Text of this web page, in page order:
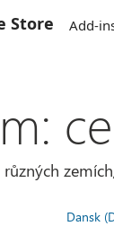
Store Add-
Dansk